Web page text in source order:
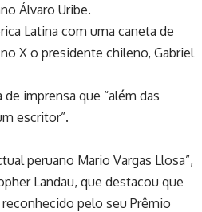
Álvaro Uribe.
Latina com uma caneta de
X o presidente chileno, Gabriel
imprensa que “além das
escritor”.
peruano Mario Vargas Llosa”,
Landau, que destacou que
pelo seu Prêmio